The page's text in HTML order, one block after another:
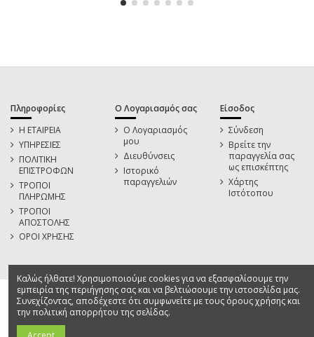
Πληροφορίες
Η ΕΤΑΙΡΕΙΑ
ΥΠΗΡΕΣΙΕΣ
ΠΟΛΙΤΙΚΗ
ΕΠΙΣΤΡΟΦΩΝ
ΤΡΟΠΟΙ
ΠΛΗΡΩΜΗΣ
ΤΡΟΠΟΙ
ΑΠΟΣΤΟΛΗΣ
ΟΡΟΙ ΧΡΗΣΗΣ
Ο Λογαριασμός σας
Ο Λογαριασμός
μου
Διευθύνσεις
Ιστορικό
παραγγελιών
Είσοδος
Σύνδεση
Βρείτε την
παραγγελία σας
ως επισκέπτης
Χάρτης
Ιστότοπου
Καλώς ήλθατε! Χρησιμοποιούμε cookies για να εξασφαλίσουμε την
εμπειρία της περιήγησης σας και να βελτιώσουμε την ιστοσελίδα μας.
Συνεχίζοντας, αποδέχεστε ότι συμφωνείτε με τους όρους χρήσης και
την πολιτική απορρήτου της σελίδας.